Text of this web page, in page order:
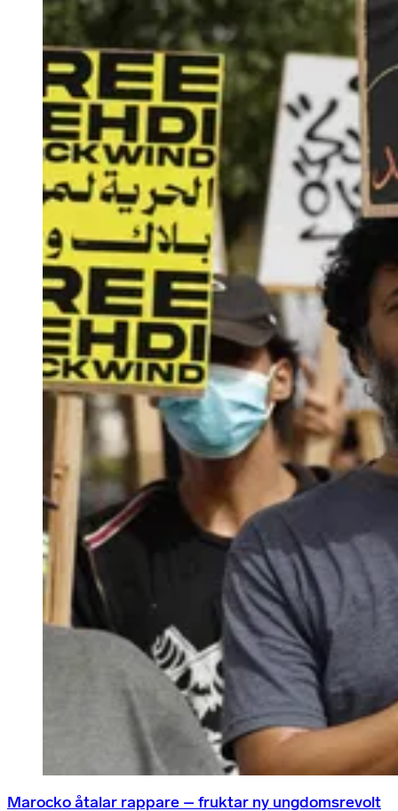
Marocko åtalar rappare – fruktar ny ungdomsrevolt